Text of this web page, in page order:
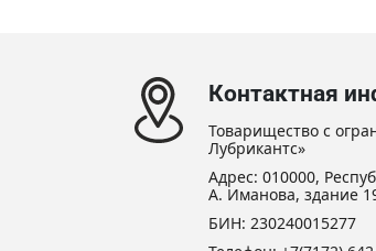
Контактная
Товарищество с
Лубрикантс»
Адрес: 010000,
А. Иманова, здание
БИН: 230240015277